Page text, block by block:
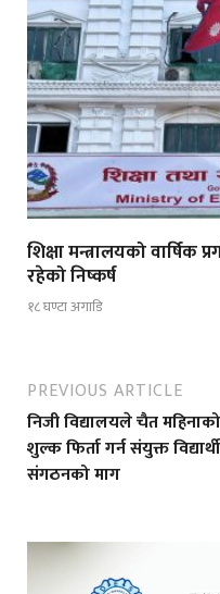
शिक्षा मन्त्रालयको वार्षिक
रहेको निष्कर्ष
१८ घण्टा अगाडि
PREVIOUS ARTICLE
निजी विद्यालयले चैत महिनाको
शुल्क फिर्ता गर्न संयुक्त विद्यार्थी
संगठनको माग